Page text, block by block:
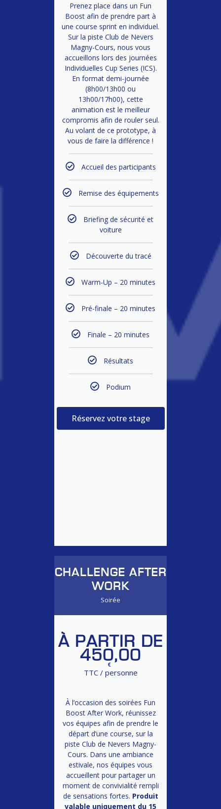
Prenez place dans un Fun
Boost afin de prendre part à
une course sprint en individuel.
Sur la piste Club de Nevers
Magny-Cours, nous vous
accueillons lors des journées
Individuelles Cup Series (ICS).
En format demi-journée
(8h00/13h00 ou
13h00/17h00), cette
animation est le meilleur
compromis afin de rouler seul.
Au volant de ce prototype, à
vous de faire la différence !
Accueil des participants
Remise des équipements
Briefing de sécurité et
voiture
Découverte du tracé
Warm-Up – 20 minutes
Pré-finale – 20 minutes
Finale – 20 minutes
Résultats
Podium
Réservez votre stage
CHALLENGE AFTER
WORK
Soirée
À PARTIR DE
450,00
€
TTC / personne
À l’occasion des soirées Fun
Boost After Work, réunissez
vos équipes afin de prendre le
départ d’une course, sur la
piste Club de Nevers Magny-
Cours. Dans une ambiance
estivale, nos équipes vous
accueillent pour partager un
moment de convivialité rempli
de sensations fortes. Produit
valable uniquement du 15